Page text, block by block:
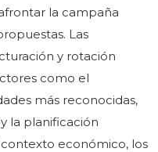
la campaña
Las
y rotación
como el
más reconocidas,
la planificación
económico, los